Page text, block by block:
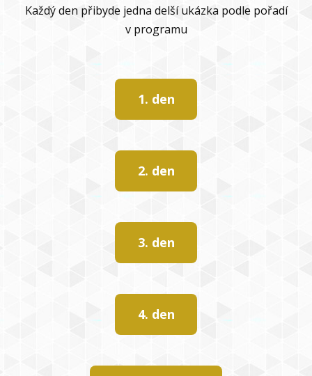
Každý den přibyde jedna delší ukázka podle pořadí
v programu
1. den
2. den
3. den
4. den